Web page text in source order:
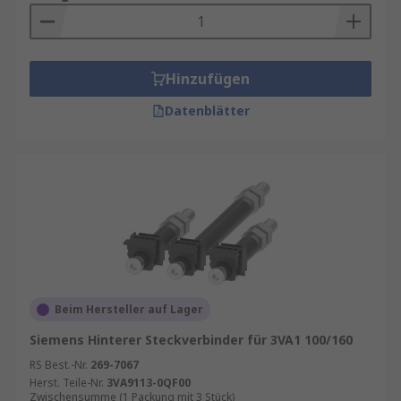
Zubehörteile sorgen dafür, dass der
Leitungsschutzschalter während der
bleibt, um eine versehentliche
Wiedereinschaltung zu verhindern und die
Sicherheit zu erhöhen.
Leitungsschutzschalters, verhindern
versehentlichen Kontakt und gewährleisten
die Einhaltung von Sicherheitsstandards.
Leitungsschutzschalter-Zubehör bei
RS kaufen
Bei RS sind wir stolz darauf, eine breite Auswahl
an Leitungsschutzschalter-Zubehör von Top-
Marken wieABB,Eaton,Schneider Electric
Hinzufügen
Datenblätter
Beim Hersteller auf Lager
Siemens Hinterer Steckverbinder für 3VA1 100/160
RS Best.-Nr. 269-7067
Herst. Teile-Nr. 3VA9113-0QF00
Zwischensumme (1 Packung mit 3 Stück)